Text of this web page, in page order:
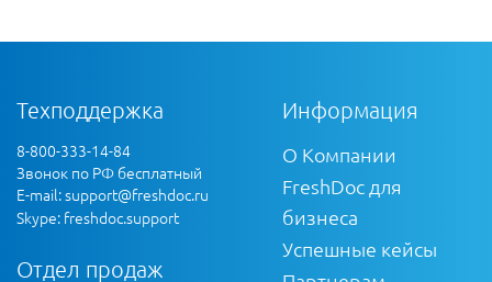
Техподдержка
8-800-333-14-84
Звонок по РФ бесплатный
E-mail:support@freshdoc.ru
Skype: freshdoc.support
Отдел продаж
Информация
О Компании
FreshDoc для
бизнеса
Успешные кейсы